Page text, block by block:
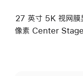
27 英寸 5K 视网膜
像素 Center Stage